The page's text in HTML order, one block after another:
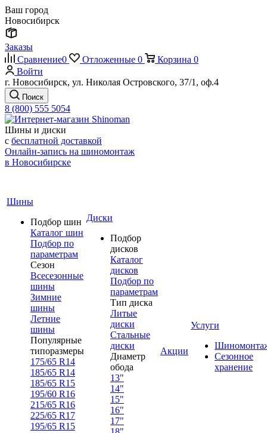
Ваш город
Новосибирск
Заказы
Сравнение0 Отложенные 0 Корзина 0
Войти
г. Новосибирск, ул. Николая Островского, 37/1, оф.4
Поиск
8 (800) 555 5054
Шины и диски
с бесплатной доставкой
Онлайн-запись на шиномонтаж
в Новосибирске
Шины
Подбор шин
Каталог шин
Подбор по
параметрам
Сезон
Всесезонные
шины
Зимние
шины
Летние
шины
Популярные
типоразмеры
175/65 R14
185/65 R14
185/65 R15
195/60 R16
215/65 R16
225/65 R17
195/65 R15
Диски
Подбор
дисков
Каталог
дисков
Подбор по
параметрам
Тип диска
Литые
диски
Стальные
диски
Диаметр
обода
13"
14"
15"
16"
17"
Акции
Услуги
Сезонное
хранение